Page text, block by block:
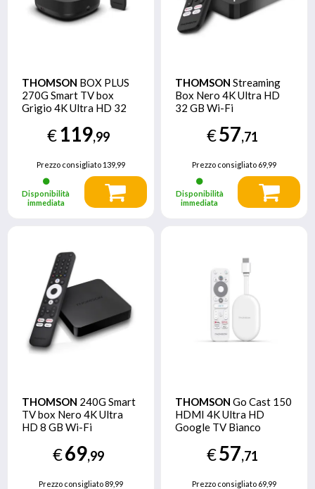
THOMSON BOX PLUS
270G Smart TV box
Grigio 4K Ultra HD 32
ethernet LAN
€119,99
Prezzo consigliato139,99
Disponibilità
immediata
THOMSON Streaming
Box Nero 4K Ultra HD
32 GB Wi-Fi
€57,71
Prezzo consigliato 69,99
Disponibilità
immediata
THOMSON 240G Smart
TV box Nero 4K Ultra
HD 8 GB Wi-Fi
€69,99
Prezzo consigliato89,99
THOMSON Go Cast 150
HDMI 4K Ultra HD
Google TV Bianco
€57,71
Prezzo consigliato 69,99